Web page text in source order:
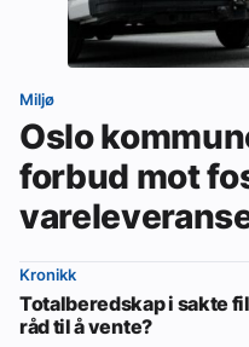
Miljø
Oslo
forbud mot
Kronikk
Totalberedskap i sakte
råd til å vente?